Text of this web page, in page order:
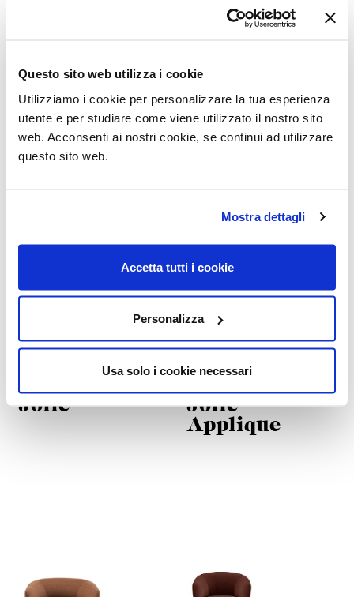
Questo sito web utilizza i cookie
Utilizziamo i cookie per personalizzare la tua esperienza
utente e per studiare come viene utilizzato il nostro sito
web. Acconsenti ai nostri cookie, se continui ad utilizzare
questo sito web.
Mostra dettagli
Accetta tutti i cookie
Personalizza
Usa solo i cookie necessari
Titta Garda
Jolie
Jolie
Applique